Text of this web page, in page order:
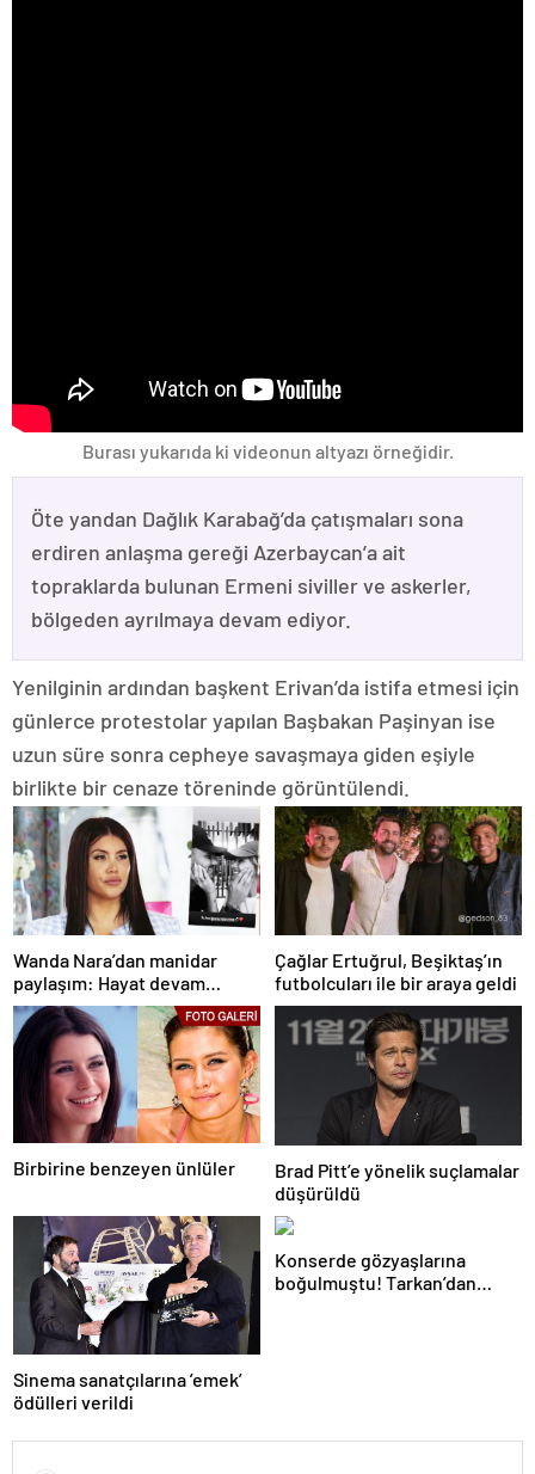
Burası yukarıda ki videonun altyazı örneğidir.
Öte yandan Dağlık Karabağ’da çatışmaları sona
erdiren anlaşma gereği Azerbaycan’a ait
topraklarda bulunan Ermeni siviller ve askerler,
bölgeden ayrılmaya devam ediyor.
Yenilginin ardından başkent Erivan’da istifa etmesi için
günlerce protestolar yapılan Başbakan Paşinyan ise
uzun süre sonra cepheye savaşmaya giden eşiyle
birlikte bir cenaze töreninde görüntülendi.
Wanda Nara’dan manidar
paylaşım: Hayat devam
ediyor ve bazen güçlü değilim
Çağlar Ertuğrul, Beşiktaş’ın
futbolcuları ile bir araya geldi
Birbirine benzeyen ünlüler
Brad Pitt’e yönelik suçlamalar
düşürüldü
Sinema sanatçılarına ’emek’
ödülleri verildi
Konserde gözyaşlarına
boğulmuştu! Tarkan’dan